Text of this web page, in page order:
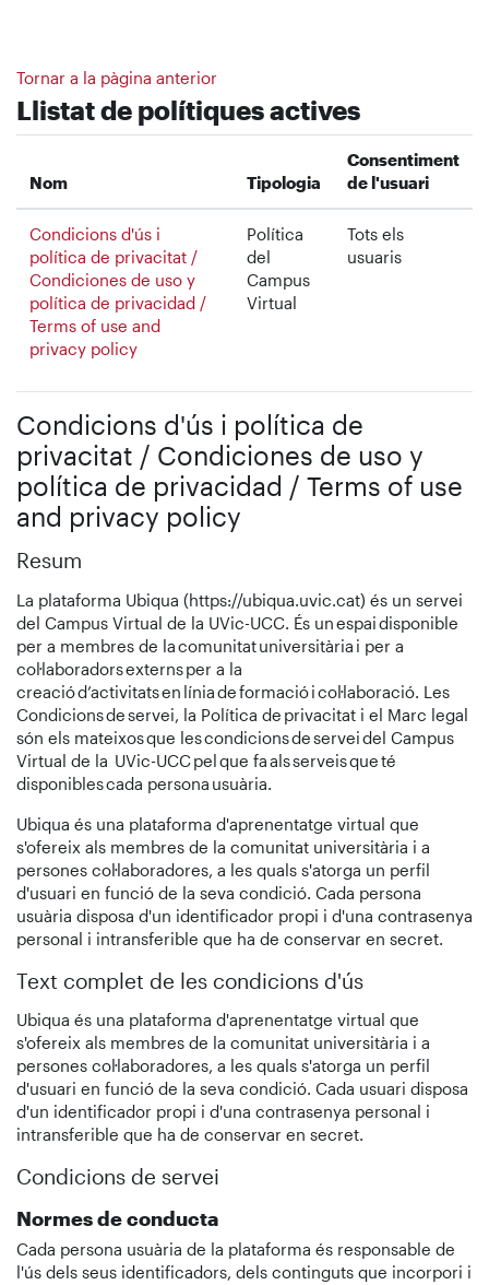
Tornar a la pàgina anterior
Llistat de polítiques actives
Nom Tipologia
Consentiment
de l'usuari
Condicions d'ús i
política de privacitat /
Condiciones de uso y
política de privacidad /
Terms of use and
privacy policy
Política
del
Campus
Virtual
Tots els
usuaris
Condicions d'ús i política de
privacitat / Condiciones de uso y
política de privacidad / Terms of use
and privacy policy
Resum
La plataforma Ubiqua (https://ubiqua.uvic.cat) és un servei
del Campus Virtual de la UVic-UCC. És un espai disponible
per a membres de la comunitat universitària i per a
col·laboradors externs per a la
creació d’activitats en línia de formació i col·laboració. Les
Condicions de servei, la Política de privacitat i el Marc legal
són els mateixos que les condicions de servei del Campus
Virtual de la UVic-UCC pel que fa als serveis que té
disponibles cada persona usuària.
Ubiqua és una plataforma d'aprenentatge virtual que
s'ofereix als membres de la comunitat universitària i a
persones col·laboradores, a les quals s'atorga un perfil
d'usuari en funció de la seva condició. Cada persona
usuària disposa d'un identificador propi i d'una contrasenya
personal i intransferible que ha de conservar en secret.
Text complet de les condicions d'ús
Ubiqua és una plataforma d'aprenentatge virtual que
s'ofereix als membres de la comunitat universitària i a
persones col·laboradores, a les quals s'atorga un perfil
d'usuari en funció de la seva condició. Cada usuari disposa
d'un identificador propi i d'una contrasenya personal i
intransferible que ha de conservar en secret.
Condicions de servei
Normes de conducta
Cada persona usuària de la plataforma és responsable de
l'ús dels seus identificadors, dels continguts que incorpori i